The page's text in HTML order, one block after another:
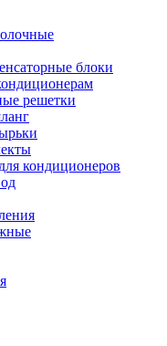
блоки
решетки
кондиционеров